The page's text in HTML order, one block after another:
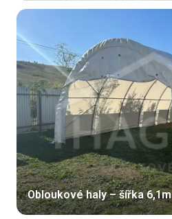
Obloukové haly – šířka 6,1m